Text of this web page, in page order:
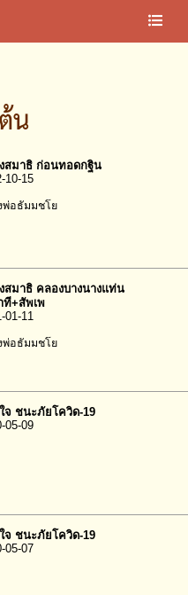
น
สมาธิ ก่อนทอดกฐิน
10-15
พ่อธัมมชโย
สมาธิ คลองบางนางแท่น
ที+สัพเพ
01-11
พ่อธัมมชโย
จ ชนะภัยโควิด-19
05-09
จ ชนะภัยโควิด-19
05-07